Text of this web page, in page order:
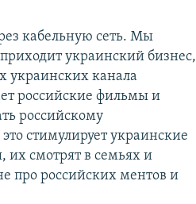
кабельную сеть. Мы
украинский бизнес,
украинских канала
российские фильмы и
российскому
стимулирует украинские
их смотрят в семьях и
про российских ментов и